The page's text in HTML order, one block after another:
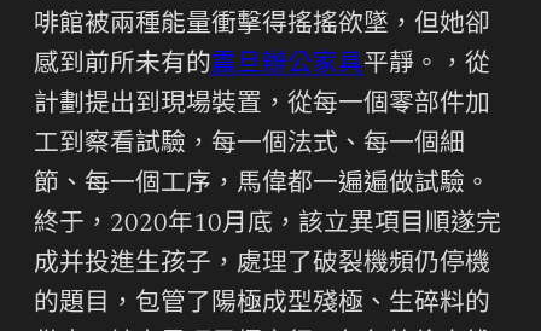
啡館被兩種能量衝擊得搖搖欲墜，但她卻
感到前所未有的震旦辦公家具平靜。，從
計劃提出到現場裝置，從每一個零部件加
工到察看試驗，每一個法式、每一個細
節、每一個工序，馬偉都一遍遍做試驗。
終于，2020年10月底，該立異項目順遂完
成并投進生孩子，處理了破裂機頻仍停機
的題目，包管了陽極成型殘極、生碎料的